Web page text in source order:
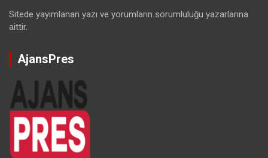
Sitede yayımlanan yazı ve yorumların sorumluluğu yazarlarına
aittir.
AjansPres